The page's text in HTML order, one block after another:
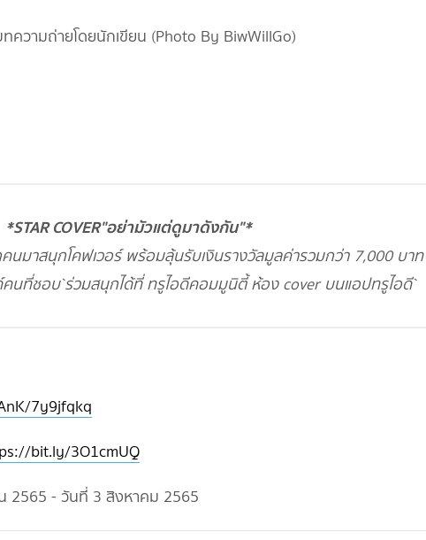
ความถ่ายโดยนักเขียน (Photo By BiwWillGo)
*STAR COVER"อย่ามัวแต่ดูมาดังกัน"*
มาสนุกโคฟเวอร์ พร้อมลุ้นรับเงินรางวัลมูลค่ารวมกว่า 7,000 บาท
คนที่ชอบ`ร่วมสนุกได้ที่ ทรูไอดีคอมมูนิตี้ ห้อง cover บนแอปทรูไอดี`
7y9jfqkq
bit.ly/3O1cmUQ
2565 - วันที่ 3 สิงหาคม 2565